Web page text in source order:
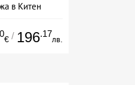
в Китен
€ / 196.17
лв.